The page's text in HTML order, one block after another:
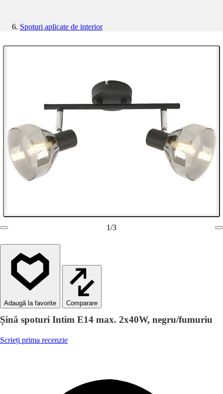
Spoturi aplicate de interior
1/3
Comparare
Șină spoturi Intim E14 max. 2x40W, negru/fumuriu
Scrieți prima recenzie